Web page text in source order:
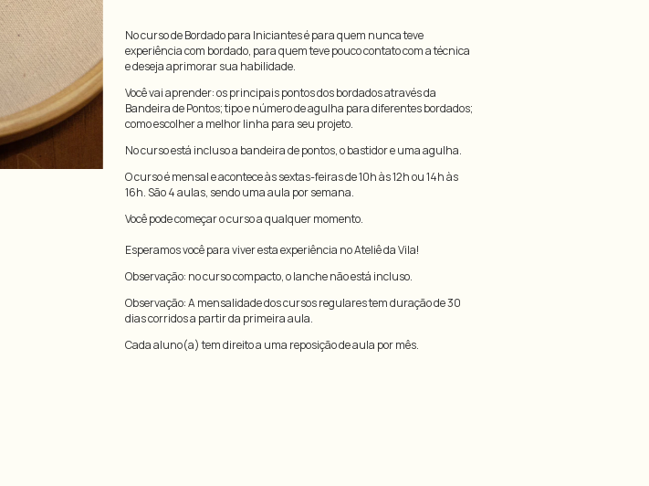
No curso de Bordado para Iniciantes é para quem nunca teve
experiência com bordado, para quem teve pouco contato com a técnica
e deseja aprimorar sua habilidade.
Você vai aprender: os principais pontos dos bordados através da
Bandeira de Pontos; tipo e número de agulha para diferentes bordados;
como escolher a melhor linha para seu projeto.
No curso está incluso a bandeira de pontos, o bastidor e uma agulha.
O curso é mensal e acontece às sextas-feiras de 10h às 12h ou 14h às
16h. São 4 aulas, sendo uma aula por semana.
Você pode começar o curso a qualquer momento.
Esperamos você para viver esta experiência no Ateliê da Vila!
Observação: no curso compacto, o lanche não está incluso.
Observação: A mensalidade dos cursos regulares tem duração de 30
dias corridos a partir da primeira aula.
Cada aluno(a) tem direito a uma reposição de aula por mês.